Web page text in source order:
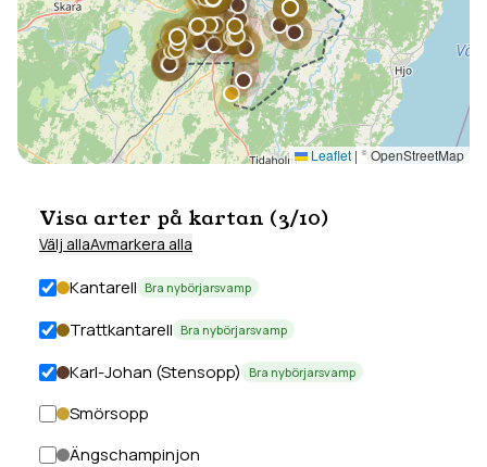
Leaflet | © OpenStreetMap
Visa arter på kartan (3/10)
Välj allaAvmarkera alla
Kantarell Bra nybörjarsvamp
Trattkantarell Bra nybörjarsvamp
Karl-Johan (Stensopp) Bra nybörjarsvamp
Smörsopp
Ängschampinjon